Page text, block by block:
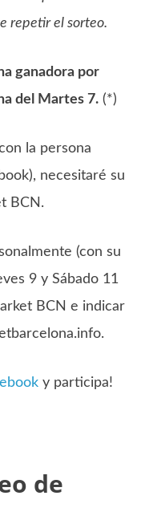
repetir el sorteo.
ganadora por
del Martes 7. (*)
la persona
necesitaré su
BCN.
(con su
9 y Sábado 11
BCN e indicar
y participa!
de